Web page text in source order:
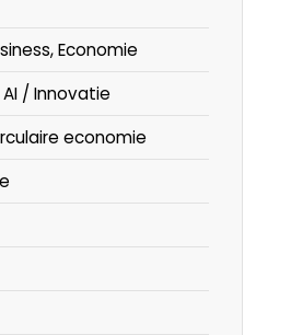
Economie
/ Innovatie
economie